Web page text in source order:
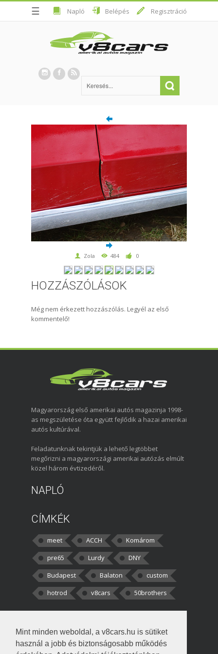
Mint minden weboldal, a v8cars.hu is sütiket
használ a jobb és biztonságosabb működés
☰ Napló Belépés Regisztráció
Zola 484 0
HOZZÁSZÓLÁSOK
Még nem érkezett hozzászólás. Legyél az első
kommentelő!
Magyarország első amerikai autós magazinja 1998-
as megszületése óta együtt fejlődik a hazai amerikai
autós kultúrával.
Feladatunknak tekintjük a lehető legtöbbet
megőrizni a magyarországi amerikai autózás elmúlt
közel három évtizedéről.
NAPLÓ
CÍMKÉK
meet ACCH
Komárom
pre65
Lurdy
DNY
Budapest
Balaton
custom
hotrod
v8cars 50brothers
kortisz:Elszúrtam! Én csak két
darabbaal számoltam. Nem tudtam, hogy fél autót,